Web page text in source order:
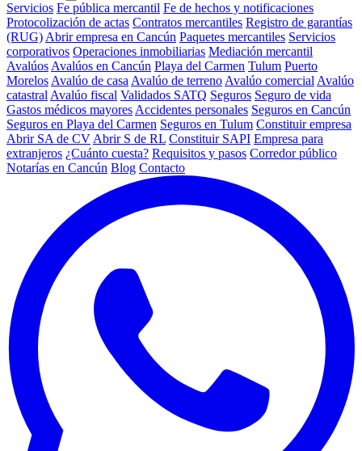
Servicios Fe pública mercantil Fe de hechos y notificaciones
Protocolización de actas Contratos mercantiles Registro de garantías
(RUG) Abrir empresa en Cancún Paquetes mercantiles Servicios
corporativos Operaciones inmobiliarias Mediación mercantil
Avalúos Avalúos en Cancún Playa del Carmen Tulum Puerto
Morelos Avalúo de casa Avalúo de terreno Avalúo comercial Avalúo
catastral Avalúo fiscal Validados SATQ Seguros Seguro de vida
Gastos médicos mayores Accidentes personales Seguros en Cancún
Seguros en Playa del Carmen Seguros en Tulum Constituir empresa
Abrir SA de CV Abrir S de RL Constituir SAPI Empresa para
extranjeros ¿Cuánto cuesta? Requisitos y pasos Corredor público
Notarías en Cancún Blog Contacto